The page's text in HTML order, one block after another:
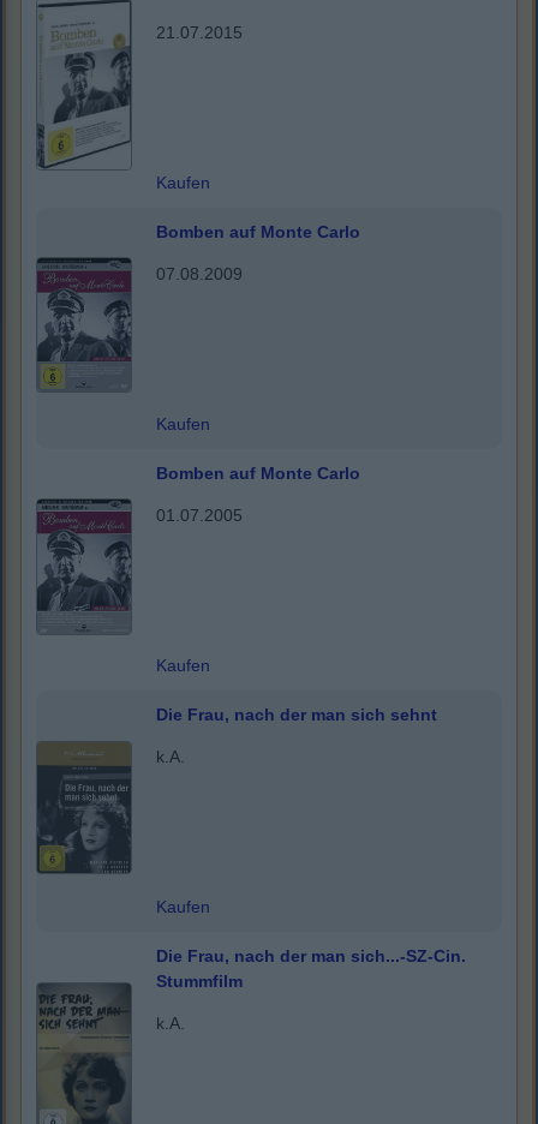
21.07.2015
Kaufen
Bomben auf Monte Carlo
07.08.2009
Kaufen
Bomben auf Monte Carlo
01.07.2005
Kaufen
Die Frau, nach der man sich sehnt
k.A.
Kaufen
Die Frau, nach der man sich...-SZ-Cin.
Stummfilm
k.A.